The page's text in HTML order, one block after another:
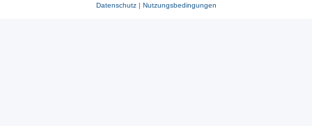
Datenschutz| Nutzungsbedingungen